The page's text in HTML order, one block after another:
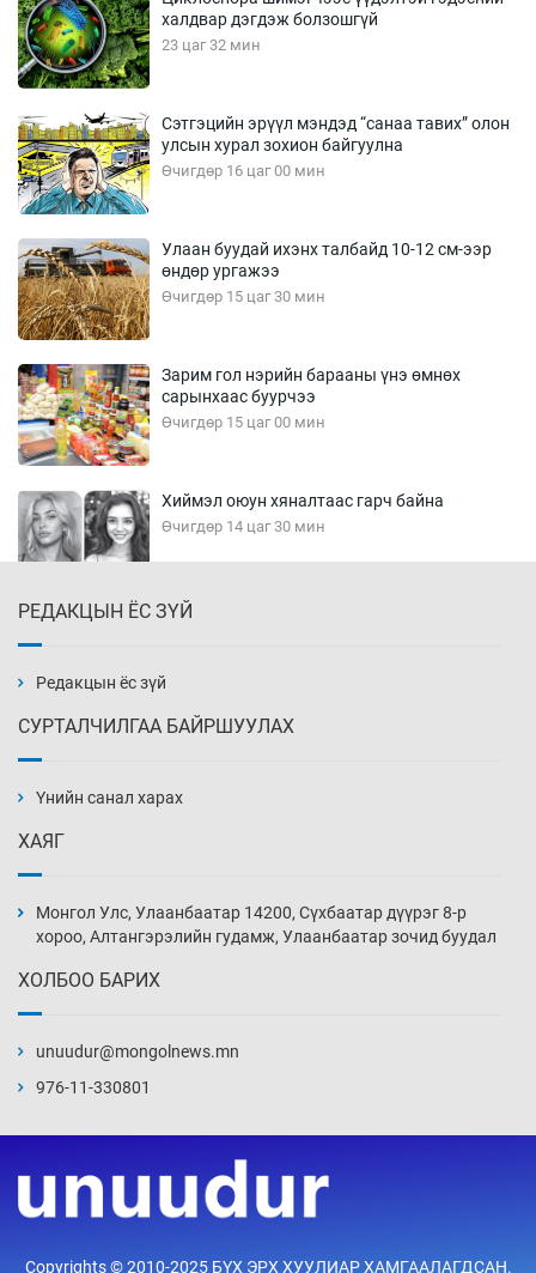
халдвар дэгдэж болзошгүй
23 цаг 32 мин
Сэтгэцийн эрүүл мэндэд “санаа тавих” олон
улсын хурал зохион байгуулна
Өчигдөр 16 цаг 00 мин
Улаан буудай ихэнх талбайд 10-12 см-ээр
өндөр ургажээ
Өчигдөр 15 цаг 30 мин
Зарим гол нэрийн барааны үнэ өмнөх
сарынхаас буурчээ
Өчигдөр 15 цаг 00 мин
Хиймэл оюун хяналтаас гарч байна
Өчигдөр 14 цаг 30 мин
Өчигдөр 14 цаг 00 мин
нэмэгджээ
Өчигдөр 13 цаг 30 мин
Өчигдөр 13 цаг 00 мин
Өчигдөр 12 цаг 30 мин
РЕДАКЦЫН ЁС ЗҮЙ
Редакцын ёс зүй
СУРТАЛЧИЛГАА БАЙРШУУЛАХ
Үнийн санал харах
ХАЯГ
Монгол Улс, Улаанбаатар 14200, Сүхбаатар дүүрэг 8-р
хороо, Алтангэрэлийн гудамж, Улаанбаатар зочид буудал
ХОЛБОО БАРИХ
unuudur@mongolnews.mn
976-11-330801
Copyrights © 2010-2025 БҮХ ЭРХ ХУУЛИАР ХАМГААЛАГДСАН.